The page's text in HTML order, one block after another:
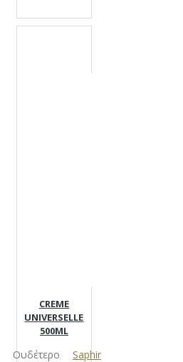
CREME
UNIVERSELLE
500ML
Ουδέτερο
Saphir